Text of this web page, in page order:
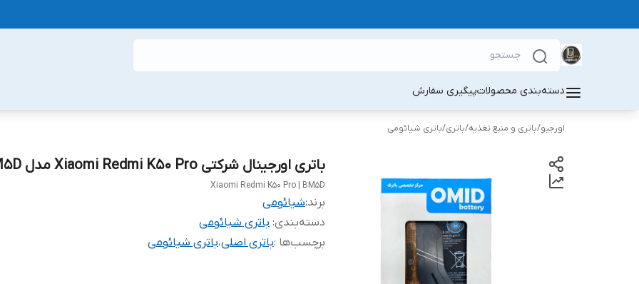
دسته‌بندی محصولاتپیگیری سفارش
اورجیو/باتری و منبع تغذیه/باتری/باتری شیائومی
باتری اورجینال شرکتی Xiaomi Redmi K50 Pro مدل BM5D
Xiaomi Redmi K50 Pro | BM5D
برند:شیائومی
دسته‌بندی: باتری شیائومی
برچسب‌ها :باتری اصلی،باتری شیائومی